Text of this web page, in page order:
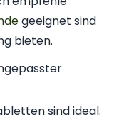
geeignet sind
bieten.
sind ideal.